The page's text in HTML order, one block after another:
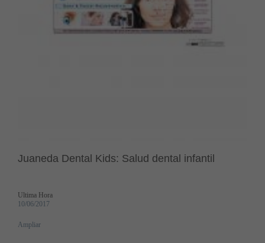
Juaneda Dental Kids: Salud dental infantil
Ultima Hora
10/06/2017
Ampliar